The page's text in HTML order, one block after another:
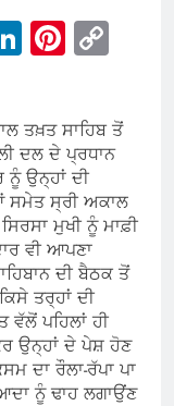
LinkedIn
ਤਖ਼ਤ ਸਾਹਿਬ ਤੋਂ
ਦਲ ਦੇ ਪ੍ਰਧਾਨ
ਨੂੰ ਉਨ੍ਹਾਂ ਦੀ
ਸਮੇਤ ਸ੍ਰੀ ਅਕਾਲ
ਮੁਖੀ ਨੂੰ ਮਾਫ਼ੀ
ਵੀ ਆਪਣਾ
ਦੀ ਬੈਠਕ ਤੋਂ
ਤਰ੍ਹਾਂ ਦੀ
ਪਹਿਲਾਂ ਹੀ
ਉਨ੍ਹਾਂ ਦੇ ਪੇਸ਼ ਹੋਣ
ਦਾ ਰੌਲਾ-ਰੱਪਾ ਪਾ
ਨੂੰ ਢਾਹ ਲਗਾਉਂਣ